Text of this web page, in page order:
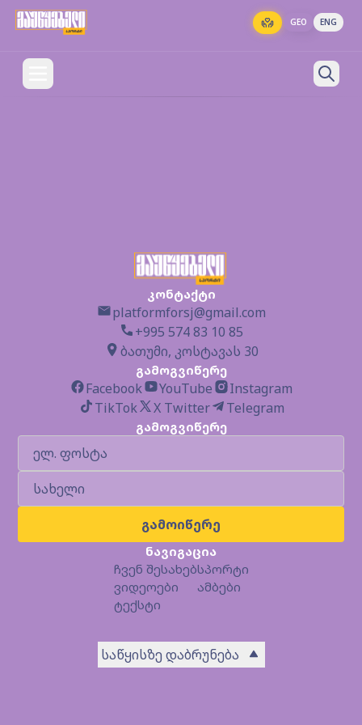
GEO ENG
კონტაქტი
platformforsj@gmail.com
+995 574 83 10 85
ბათუმი, კოსტავას 30
გამოგვიწერე
Facebook YouTube
Instagram
TikTok
X Twitter Telegram
გამოგვიწერე
გამოიწერე
ნავიგაცია
ჩვენ შესახებ
ვიდეოები
ტექსტი
სპორტი
ამბები
საწყისზე დაბრუნება